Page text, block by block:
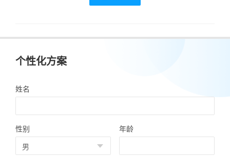
个性化方案
姓名
性别 年龄